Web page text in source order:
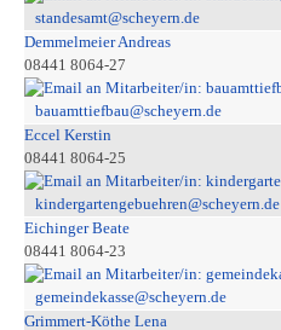
standesamt@scheyern.de
Demmelmeier Andreas
08441 8064-27
bauamttiefbau@scheyern.de
Eccel Kerstin
08441 8064-25
kindergartengebuehren@scheyern.de
Eichinger Beate
08441 8064-23
gemeindekasse@scheyern.de
Grimmert-Köthe Lena